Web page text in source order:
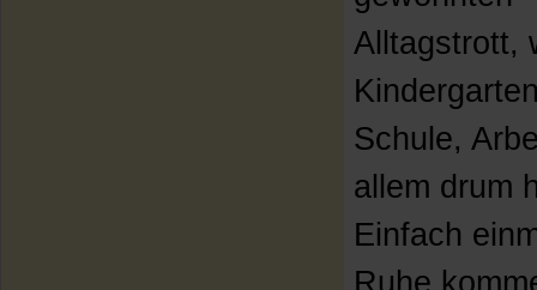
Alltagstrott,
Schule,
allem drum
Einfach
Ruhe